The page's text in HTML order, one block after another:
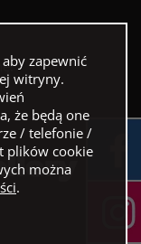
zapewnić
witryny.
że będą one
/ telefonie /
plików cookie
można
.